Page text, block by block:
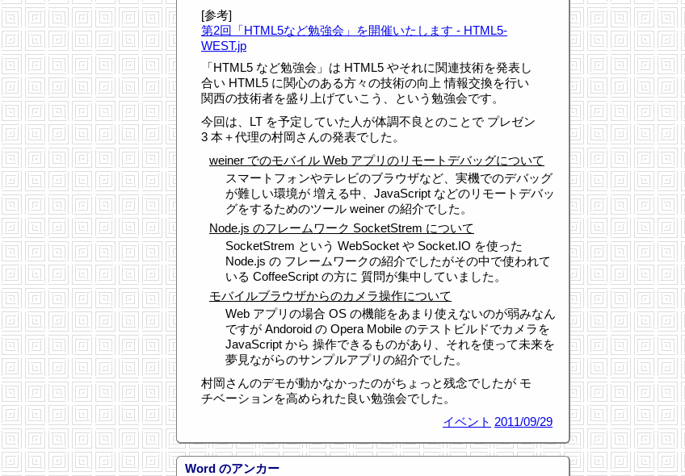
[参考]
第2回「HTML5など勉強会」を開催いたします - HTML5-
WEST.jp
「HTML5 など勉強会」は HTML5 やそれに関連技術を発表し
合い HTML5 に関心のある方々の技術の向上 情報交換を行い
関西の技術者を盛り上げていこう、という勉強会です。
今回は、LT を予定していた人が体調不良とのことで プレゼン
3 本＋代理の村岡さんの発表でした。
weiner でのモバイル Web アプリのリモートデバッグについて
スマートフォンやテレビのブラウザなど、実機でのデバッグ
が難しい環境が 増える中、JavaScript などのリモートデバッ
グをするためのツール weiner の紹介でした。
Node.js のフレームワーク SocketStrem について
SocketStrem という WebSocket や Socket.IO を使った
Node.js の フレームワークの紹介でしたがその中で使われて
いる CoffeeScript の方に 質問が集中していました。
モバイルブラウザからのカメラ操作について
Web アプリの場合 OS の機能をあまり使えないのが弱みなん
ですが Andoroid の Opera Mobile のテストビルドでカメラを
JavaScript から 操作できるものがあり、それを使って未来を
夢見ながらのサンプルアプリの紹介でした。
村岡さんのデモが動かなかったのがちょっと残念でしたが モ
チベーションを高められた良い勉強会でした。
イベント 2011/09/29
Word のアンカー